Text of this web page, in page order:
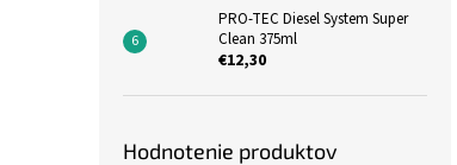
PRO-TEC Diesel System Super
Clean 375ml
€12,30
Hodnotenie produktov